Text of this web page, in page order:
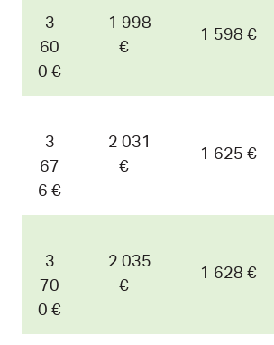
3
60
0 €
1 998
€
1 598 €
3
67
6 €
2 031
€
1 625 €
3
70
0 €
2 035
€
1 628 €